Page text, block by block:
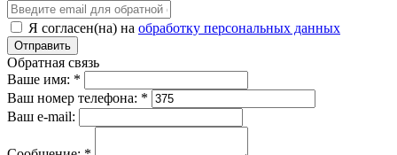
Я согласен(на) на обработку персональных данных
Обратная связь
Ваше имя: *
Ваш номер телефона: *
Ваш e-mail: